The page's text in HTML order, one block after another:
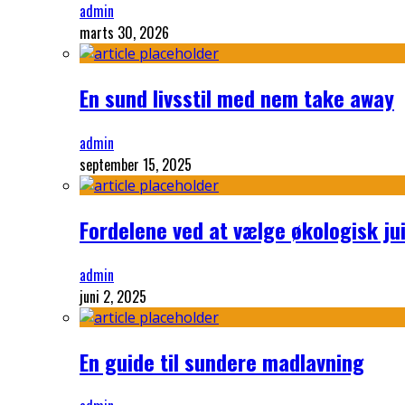
admin
marts 30, 2026
En sund livsstil med nem take away
admin
september 15, 2025
Fordelene ved at vælge økologisk
admin
juni 2, 2025
En guide til sundere madlavning